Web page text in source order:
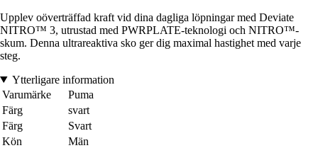
Upplev oöverträffad kraft vid dina dagliga löpningar med Deviate
NITRO™ 3, utrustad med PWRPLATE-teknologi och NITRO™-
skum. Denna ultrareaktiva sko ger dig maximal hastighet med varje
steg.
Ytterligare information
Varumärke
Puma
Färg
svart
Färg
Svart
Kön
Män